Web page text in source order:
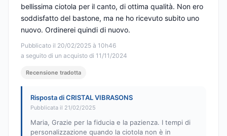
Pubblicato il 20/02/2025 à 10h46
a seguito di un acquisto di 11/11/2024
bellissima ciotola per il canto, di ottima qualità. Non ero
soddisfatto del bastone, ma ne ho ricevuto subito uno
nuovo. Ordinerei quindi di nuovo.
Recensione tradotta
Risposta di CRISTAL VIBRASONS
Pubblicata il 21/02/2025
Maria, Grazie per la fiducia e la pazienza. I tempi di
personalizzazione quando la ciotola non è in